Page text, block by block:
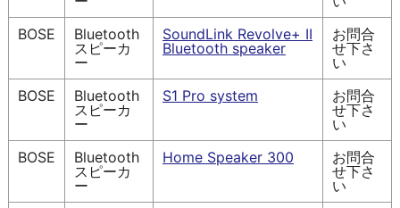
BOSE
Bluetooth
スピーカ
ー
SoundLink Revolve+ II
Bluetooth speaker
お問合
せ下さ
い
BOSE
Bluetooth
スピーカ
ー
S1 Pro system
お問合
せ下さ
い
BOSE
Bluetooth
スピーカ
ー
Home Speaker 300
お問合
せ下さ
い